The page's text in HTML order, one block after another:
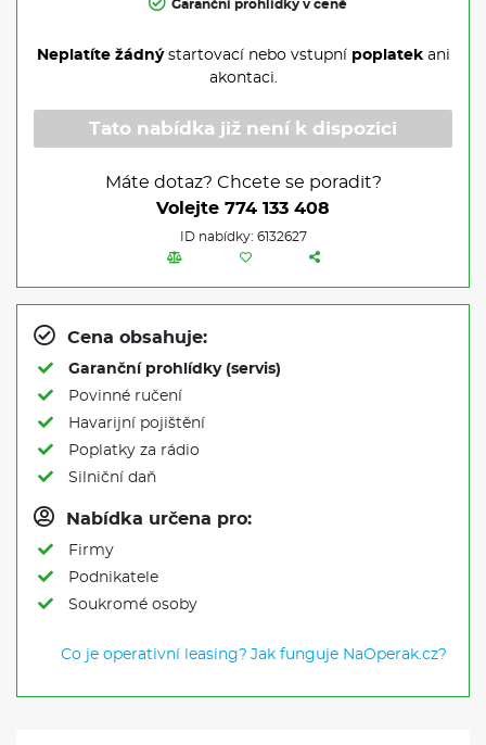
Garanční prohlídky v ceně
Neplatíte žádnýstartovací nebo vstupní poplatekani
akontaci.
Tato nabídka již není k dispozici
Máte dotaz? Chcete se poradit?
Volejte 774 133 408
ID nabídky: 6132627
Cena obsahuje:
Garanční prohlídky (servis)
Povinné ručení
Havarijní pojištění
Poplatky za rádio
Silniční daň
Nabídka určena pro:
Firmy
Podnikatele
Soukromé osoby
Co je operativní leasing? Jak funguje NaOperak.cz?